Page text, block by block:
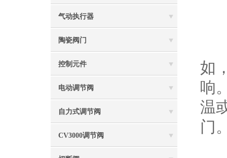
气动执行器
陶瓷阀门
控制元件
电动调节阀
自力式调节阀
CV3000调节阀
如
响
温
门